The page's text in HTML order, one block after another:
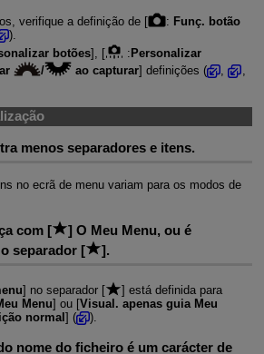
verifique a definição de [ : Funç. botão
).
botões], [ : Personalizar
/ ao capturar] definições ( ,
menos separadores e itens.
no ecrã de menu variam para os modos de
com [
] O Meu Menu, ou é
separador [
].
] no separador [
] está definida para
Menu] ou [Visual. apenas guia Meu
normal ] ( ).
nome do ficheiro é um carácter de